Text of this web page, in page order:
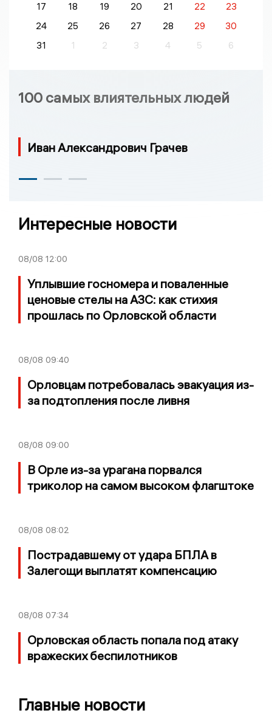
17
18 19 20 21 22
23
24
25 26 27 28 29
30
31
1 2 3 4 5 6
100 самых влиятельных людей
Иван Александрович Грачев
Интересные новости
08/08 12:00
Уплывшие госномера и поваленные
ценовые стелы на АЗС: как стихия
прошлась по Орловской области
08/08 09:40
Орловцам потребовалась эвакуация из-
за подтопления после ливня
08/08 09:00
В Орле из-за урагана порвался
триколор на самом высоком флагштоке
08/08 08:02
Пострадавшему от удара БПЛА в
Залегощи выплатят компенсацию
08/08 07:34
Орловская область попала под атаку
вражеских беспилотников
Главные новости